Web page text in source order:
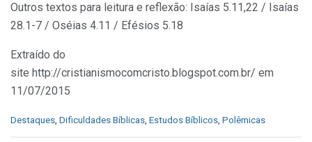
Outros textos para leitura e reflexão: Isaías 5.11,22 / Isaías
28.1-7 / Oséias 4.11 / Efésios 5.18
Extraído do
site http://cristianismocomcristo.blogspot.com.br/ em
11/07/2015
C
Destaques, Dificuldades Bíblicas, Estudos Bíblicos, Polêmicas